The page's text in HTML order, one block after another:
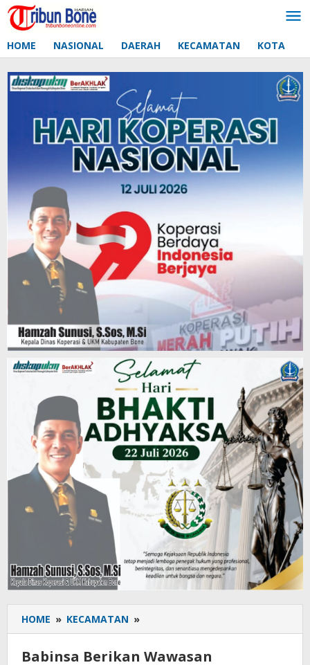
Lewati
ke
HOME NASIONAL DAERAH KECAMATAN KOTA
HOME » KECAMATAN »
Berikan
Babinsa Berikan Wawasan